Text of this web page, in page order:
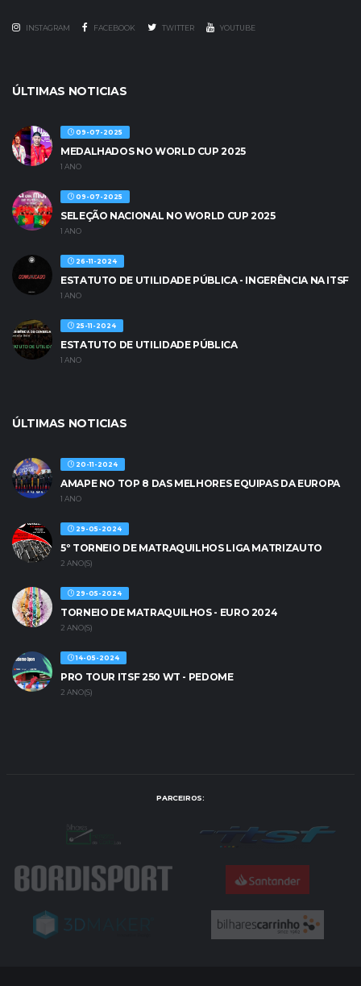
INSTAGRAM FACEBOOK TWITTER YOUTUBE
ÚLTIMAS NOTICIAS
09-07-2025
MEDALHADOS NO WORLD CUP 2025
1 ANO
09-07-2025
SELEÇÃO NACIONAL NO WORLD CUP 2025
1 ANO
26-11-2024
ESTATUTO DE UTILIDADE PÚBLICA - INGERÊNCIA NA ITSF
1 ANO
25-11-2024
ESTATUTO DE UTILIDADE PÚBLICA
1 ANO
ÚLTIMAS NOTICIAS
20-11-2024
AMAPE NO TOP 8 DAS MELHORES EQUIPAS DA EUROPA
1 ANO
29-05-2024
5º TORNEIO DE MATRAQUILHOS LIGA MATRIZAUTO
2 ANO(S)
29-05-2024
TORNEIO DE MATRAQUILHOS - EURO 2024
2 ANO(S)
14-05-2024
PRO TOUR ITSF 250 WT - PEDOME
2 ANO(S)
PARCEIROS: